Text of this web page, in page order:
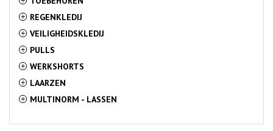
+ REGENKLEDIJ
+ VEILIGHEIDSKLEDIJ
+ PULLS
+ WERKSHORTS
+ LAARZEN
+ MULTINORM - LASSEN